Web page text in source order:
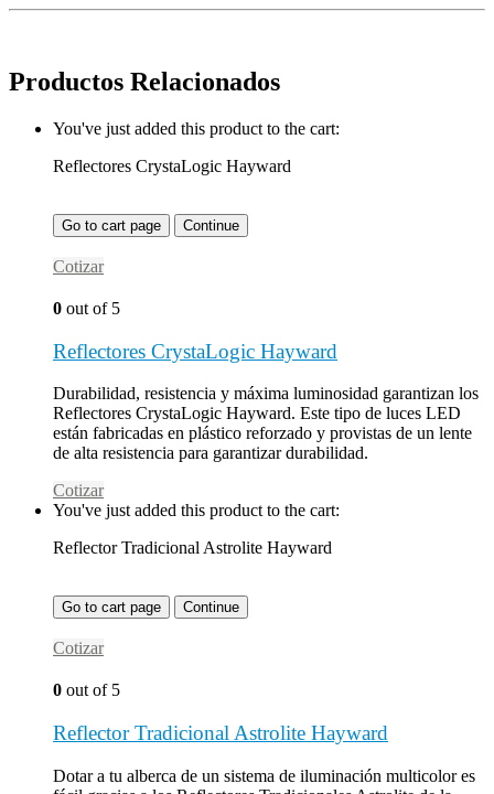
Productos Relacionados
You've just added this product to the cart:
Reflectores CrystaLogic Hayward
Go to cart page Continue
Cotizar
0 out of 5
Reflectores CrystaLogic Hayward
Durabilidad, resistencia y máxima luminosidad garantizan los
Reflectores CrystaLogic Hayward. Este tipo de luces LED
están fabricadas en plástico reforzado y provistas de un lente
de alta resistencia para garantizar durabilidad.
Cotizar
You've just added this product to the cart:
Reflector Tradicional Astrolite Hayward
Go to cart page Continue
Cotizar
0 out of 5
Reflector Tradicional Astrolite Hayward
Dotar a tu alberca de un sistema de iluminación multicolor es